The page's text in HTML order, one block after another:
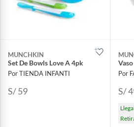
MUNCHKIN
Set De Bowls Love A 4pk
Por TIENDA INFANTI
S/ 59
Por
S/